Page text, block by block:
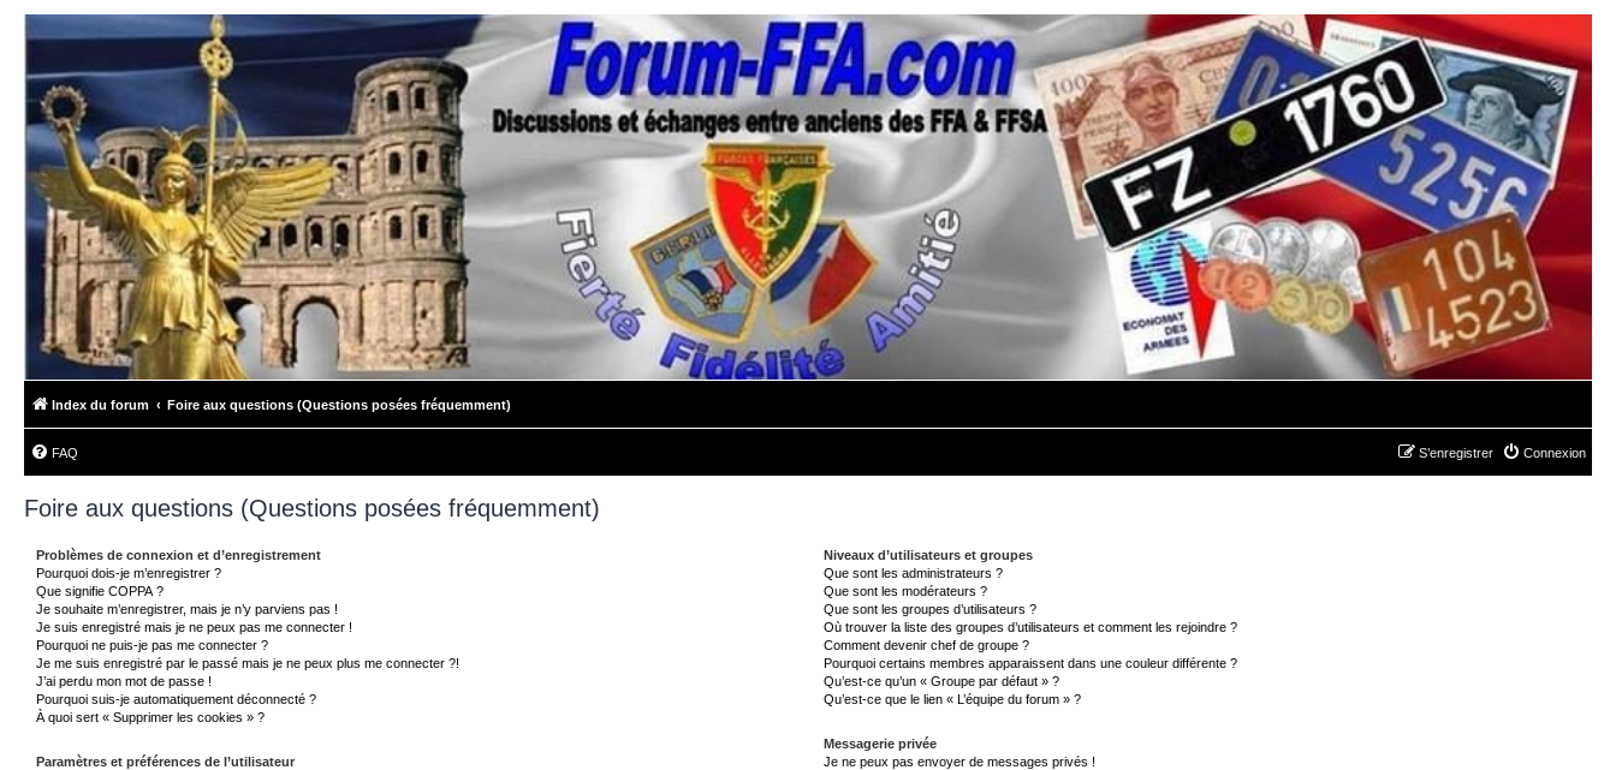
Index du forum Foire aux questions (Questions posées fréquemment)
FAQ Connexion
S’enregistrer
Foire aux questions (Questions posées fréquemment)
Problèmes de connexion et d’enregistrement
Pourquoi dois-je m’enregistrer ?
Que signifie COPPA ?
Je souhaite m’enregistrer, mais je n’y parviens pas !
Je suis enregistré mais je ne peux pas me connecter !
Pourquoi ne puis-je pas me connecter ?
Je me suis enregistré par le passé mais je ne peux plus me connecter ?!
J’ai perdu mon mot de passe !
Pourquoi suis-je automatiquement déconnecté ?
À quoi sert « Supprimer les cookies » ?
Paramètres et préférences de l’utilisateur
Niveaux d’utilisateurs et groupes
Que sont les administrateurs ?
Que sont les modérateurs ?
Que sont les groupes d’utilisateurs ?
Où trouver la liste des groupes d’utilisateurs et comment les rejoindre ?
Comment devenir chef de groupe ?
Pourquoi certains membres apparaissent dans une couleur différente ?
Qu’est-ce qu’un « Groupe par défaut » ?
Qu’est-ce que le lien « L’équipe du forum » ?
Messagerie privée
Je ne peux pas envoyer de messages privés !